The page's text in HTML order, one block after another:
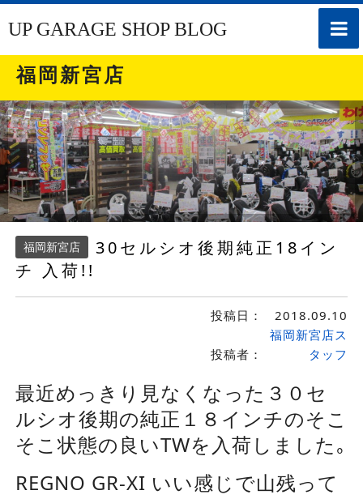
toggle
UP GARAGE SHOP BLOG
福岡新宮店
福岡新宮店
30セルシオ後期純正18イン
チ 入荷!!
投稿日： 2018.09.10
投稿者：
福岡新宮店ス
タッフ
最近めっきり見なくなった３０セ
ルシオ後期の純正１８インチのそこ
そこ状態の良いTWを入荷しました｡
REGNO GR-XI いい感じで山残って